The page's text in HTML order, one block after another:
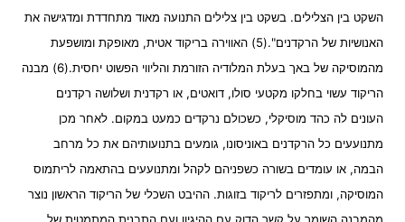
השקט בין הצלילים. בשקט בין צלילים התנועה מאוד מתחדדת ומדגישה את
האנושיות של הרקדנים".(5) האווירה בריקוד אטית, מאופקת ומושפעת
מהמוסיקה של באך בעלת המלודיה הזורמת והליווי הפשוט יחסית.(6) מבנה
הריקוד עשוי בחלקו מקטעי סולו, דואטים, או רקדנית ושלושה רקדנים
העונים לה כהד מוסיקלי, כשכולם נרקדים כמעט במקום. לאחר מכן
מתנועעים כל הרקדנים באוניסונו, גומעים בתנועותיהם את כל מרחב
הבמה, או עומדים בשורה כשפניהם לקהל ומתנועעים בהתאמה לריתמוס
המוסיקה, ומתפזרים לריקוד בזוגות. ההיבט השכלי של הריקוד הראשון נוצר